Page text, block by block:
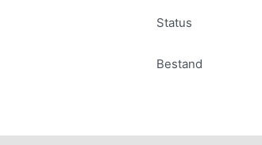
Status
Bestand